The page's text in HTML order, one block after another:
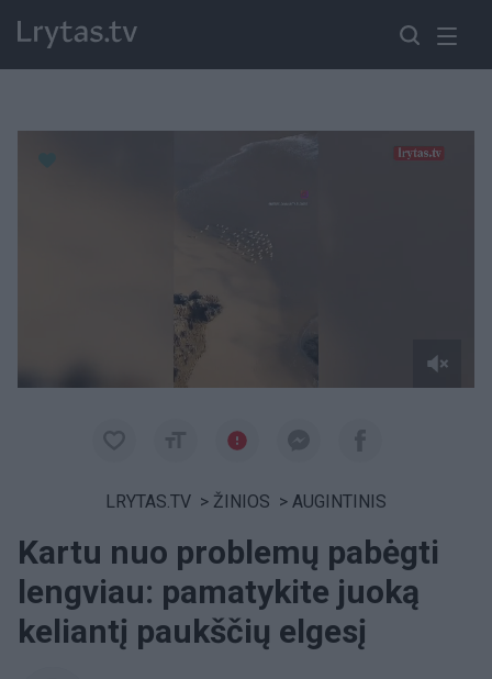
LRYTAS.TV > ŽINIOS > AUGINTINIS
Kartu nuo problemų pabėgti
lengviau: pamatykite juoką
keliantį paukščių elgesį